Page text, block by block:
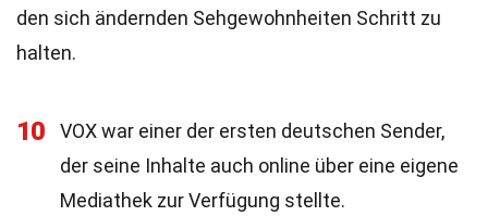
den sich ändernden Sehgewohnheiten Schritt zu
halten.
10
VOX war einer der ersten deutschen Sender,
der seine Inhalte auch online über eine eigene
Mediathek zur Verfügung stellte.